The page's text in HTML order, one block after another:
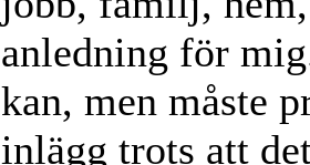
anledning för
kan, men måste
inlägg trots att